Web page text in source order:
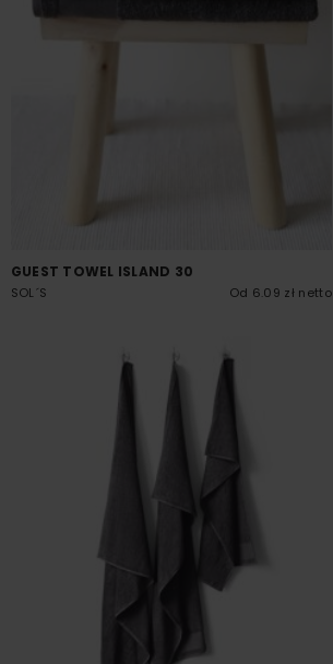
GUEST TOWEL ISLAND 30
SOL´S Od 6.09 zł netto